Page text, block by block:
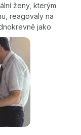
ženy, kterým
reagovaly na
jako